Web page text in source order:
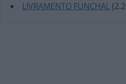
LIVRAMENTO FUNCHAL